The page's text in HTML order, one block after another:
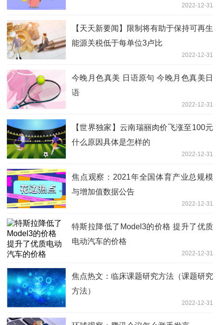
2022-12-31
【天天新要闻】限制将有助于保持可再生
能源关税低于每单位3卢比
2022-12-31
今晚月色真美 日语原句 今晚月色真美日
语
2022-12-31
【世界独家】云南瑞丽肉价飞涨至100元
什么原因具体是怎样的
2022-12-31
焦点观察：2021年全国体育产业总规模
与增加值数据公告
2022-12-31
特斯拉降低了Model3的价格 提升了优质
电动汽车的价格
2022-12-31
焦点热文：临床课题研究方法（课题研究
方法）
2022-12-31